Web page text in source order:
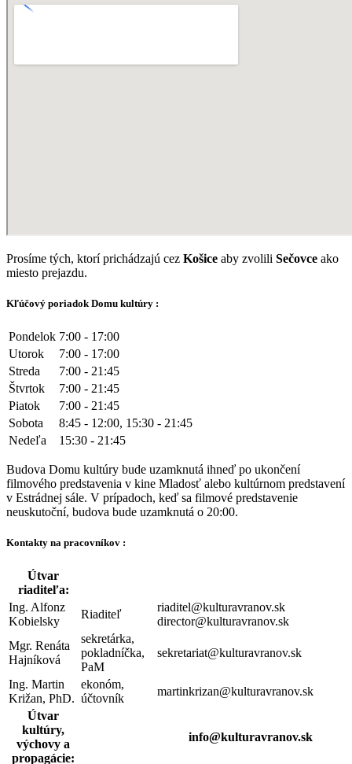
Prosíme tých, ktorí prichádzajú cez Košice aby zvolili Sečovce ako
miesto prejazdu.
Kľúčový poriadok Domu kultúry :
Pondelok 7:00 - 17:00
Utorok
7:00 - 17:00
Streda
7:00 - 21:45
Štvrtok
7:00 - 21:45
Piatok
7:00 - 21:45
Sobota
8:45 - 12:00, 15:30 - 21:45
Nedeľa
15:30 - 21:45
Budova Domu kultúry bude uzamknutá ihneď po ukončení
filmového predstavenia v kine Mladosť alebo kultúrnom predstavení
v Estrádnej sále. V prípadoch, keď sa filmové predstavenie
neuskutoční, budova bude uzamknutá o 20:00.
Kontakty na pracovníkov :
Útvar
riaditeľa:
Ing. Alfonz
Kobielsky
Riaditeľ
riaditel@kulturavranov.sk
director@kulturavranov.sk
Mgr. Renáta
Hajníková
sekretárka,
pokladníčka,
PaM
sekretariat@kulturavranov.sk
Ing. Martin
Križan, PhD.
ekonóm,
účtovník
martinkrizan@kulturavranov.sk
Útvar
kultúry,
výchovy a
propagácie:
info@kulturavranov.sk